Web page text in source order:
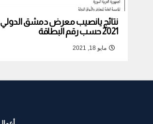
نتائج يانصيب معرض دمشق الدولي
2021 حسب رقم البطاقة
مايو 18, 2021